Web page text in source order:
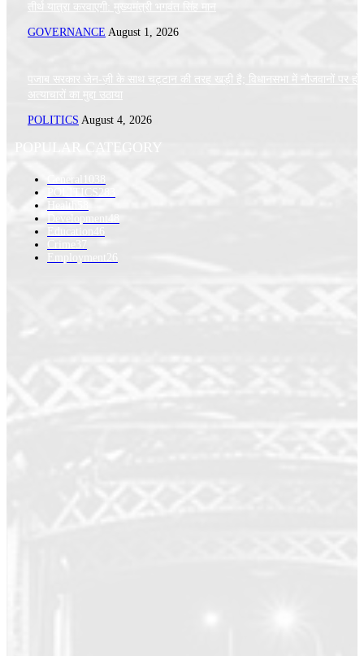
तीर्थ यात्रा करवाएगी: मुख्यमंत्री भगवंत सिंह मान
GOVERNANCE August 1, 2026
पजाब सरकार जेन-ज़ी के साथ चट्टान की तरह खड़ी है; विधानसभा में नौजवानों पर हो
अत्याचारों का मुद्दा उठाया
POLITICS August 4, 2026
POPULAR CATEGORY
POLITICS 283
Development
Education46
Crime
37
Employment 26